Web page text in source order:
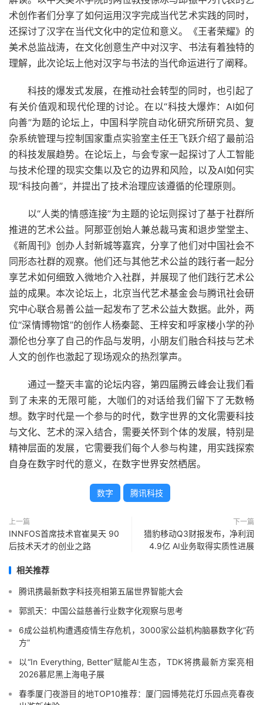
术创作者们分享了如何运用汉字完成当代艺术实践的同时，
还探讨了汉字在当代文化中的定位和意义。《王者荣耀》的
美术总监战涛，在文化创意生产中对汉字、书法有着独特的
理解，此次论坛上他对汉字与书法的当代命运进行了阐释。
科技的爆发式发展，在推动社会转型的同时，也引起了
有关价值观和现代伦理的讨论。在以“科技大爆炸：AI如何
向善”为题的论坛上，中国科学院自动化研究所研究员、复
杂系统管理与控制国家重点实验室主任王飞跃介绍了最前沿
的科技发展趋势。在论坛上，与会专家一起探讨了人工智能
与技术伦理的现实交集以及它的边界和风险，以及AI如何实
现“科技向善”，并提出了技术治理应该遵循的伦理原则。
以“人类的情感连接”为主题的论坛则探讨了基于社群所
推进的艺术公益。阿那亚创始人兼总裁马寅和退步堂堂主、
《新周刊》创办人封新城等嘉宾，分享了他们对中国社会不
同形态社群的观察。他们还与其他艺术公益的践行者一起分
享艺术如何细致入微地介入社群，并展现了他们践行艺术公
益的成果。本次论坛上，北京当代艺术基金会与腾讯社会研
究中心联合易善公益一起发布了艺术公益大数据。此外，两
位“深情博物馆”的创作人杨秦懿、王梓安和呼家楼小学的孙
灏伦也分享了自己的作品与发明，小朋友们融合科技与艺术
人文的创作也激起了现场观众的热烈掌声。
通过一整天丰富的论坛内容，第四届腾云峰会让我们看
到了未来的无限可能，大咖们的对话给我们留下了无数畅
想。数字时代是一个参与的时代，数字世界的文化需要科技
与文化、艺术的深入结合，需要关怀到个体的发展，特别是
精神层面的发展，它需要我们每个人参与构建，用实践探索
自身在数字时代的意义，在数字世界安然栖居。
数字 腾讯科技
上一篇
INNFOS首席技术官崔昊天 90
后技术天才的创业之路
下一篇
猎豹移动Q3财报发布，净利润
4.9亿 AI业务取得实质性进展
相关推荐
腾讯携最新数字科技亮相第五届世界智能大会
郭凯天：中国公益慈善行业数字化观察与思考
6成公益机构遭遇疫情生存危机，3000家公益机构脑暴数字化“药
方”
以“In Everything, Better”赋能AI生态，TDK将携最新方案亮相
2026慕尼黑上海电子展
春季厦门夜游目的地TOP10推荐：厦门园博苑花灯乐园点亮春夜